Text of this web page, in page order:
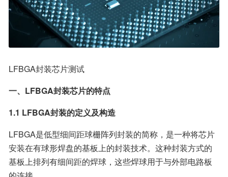
LFBGA封装芯片测试
一、LFBGA封装芯片的特点
1.1 LFBGA封装的定义及构造
LFBGA是低型细间距球栅阵列封装的简称，是一种将芯片
安装在有球形焊盘的基板上的封装技术。这种封装方式的
基板上排列有细间距的焊球，这些焊球用于与外部电路板